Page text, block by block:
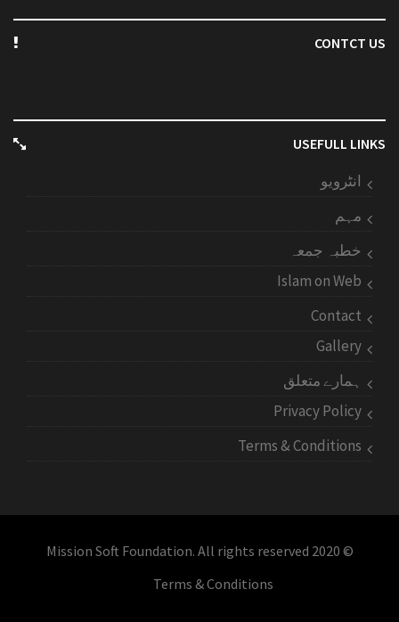
CONTCT US
USEFULL LINKS
انٹرویو
مہم
خطبہ جمعہ
Islam on Web
Contact
Gallery
ہمارے متعلق
Privacy Policy
Terms & Conditions
© 2020 Mission Soft Foundation. All rights reserved
Terms & Conditions